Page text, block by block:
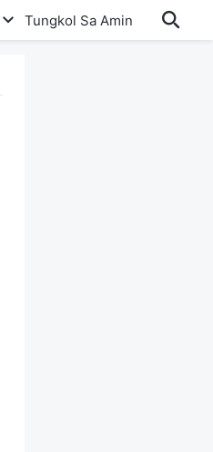
Tungkol Sa Amin